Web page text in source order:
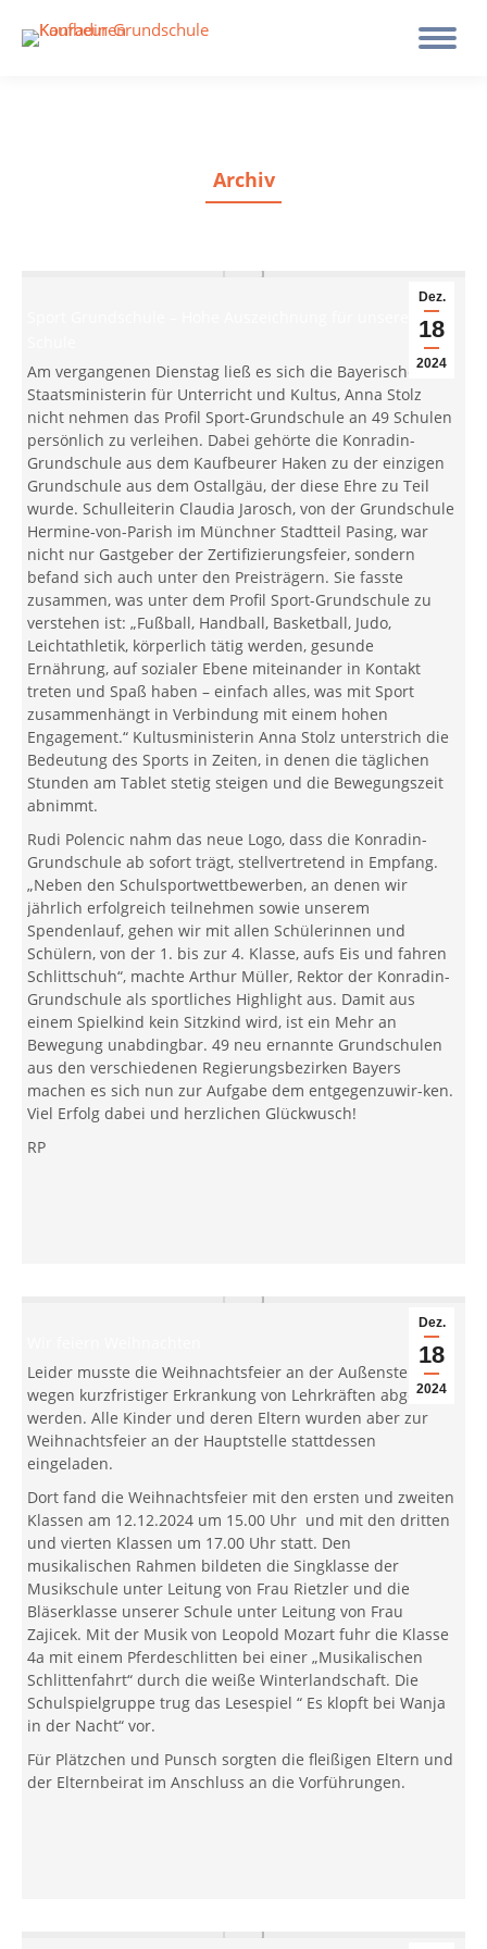
Archiv
Dez.
18
2024
Am vergangenen Dienstag ließ es sich die Bayerische
Staatsministerin für Unterricht und Kultus, Anna Stolz
nicht nehmen das Profil Sport-Grundschule an 49 Schulen
persönlich zu verleihen. Dabei gehörte die Konradin-
Grundschule aus dem Kaufbeurer Haken zu der einzigen
Grundschule aus dem Ostallgäu, der diese Ehre zu Teil
wurde. Schulleiterin Claudia Jarosch, von der Grundschule
Hermine-von-Parish im Münchner Stadtteil Pasing, war
nicht nur Gastgeber der Zertifizierungsfeier, sondern
befand sich auch unter den Preisträgern. Sie fasste
zusammen, was unter dem Profil Sport-Grundschule zu
verstehen ist: „Fußball, Handball, Basketball, Judo,
Leichtathletik, körperlich tätig werden, gesunde
Ernährung, auf sozialer Ebene miteinander in Kontakt
treten und Spaß haben – einfach alles, was mit Sport
zusammenhängt in Verbindung mit einem hohen
Engagement.“ Kultusministerin Anna Stolz unterstrich die
Bedeutung des Sports in Zeiten, in denen die täglichen
Stunden am Tablet stetig steigen und die Bewegungszeit
abnimmt.
Rudi Polencic nahm das neue Logo, dass die Konradin-
Grundschule ab sofort trägt, stellvertretend in Empfang.
„Neben den Schulsportwettbewerben, an denen wir
jährlich erfolgreich teilnehmen sowie unserem
Spendenlauf, gehen wir mit allen Schülerinnen und
Schülern, von der 1. bis zur 4. Klasse, aufs Eis und fahren
Schlittschuh“, machte Arthur Müller, Rektor der Konradin-
Grundschule als sportliches Highlight aus. Damit aus
einem Spielkind kein Sitzkind wird, ist ein Mehr an
Bewegung unabdingbar. 49 neu ernannte Grundschulen
aus den verschiedenen Regierungsbezirken Bayers
machen es sich nun zur Aufgabe dem entgegenzuwir-ken.
Viel Erfolg dabei und herzlichen Glückwusch!
RP
Dez.
18
2024
Leider musste die Weihnachtsfeier an der Außenstelle
wegen kurzfristiger Erkrankung von Lehrkräften abgesagt
werden. Alle Kinder und deren Eltern wurden aber zur
Weihnachtsfeier an der Hauptstelle stattdessen
eingeladen.
Dort fand die Weihnachtsfeier mit den ersten und zweiten
Klassen am 12.12.2024 um 15.00 Uhr und mit den dritten
und vierten Klassen um 17.00 Uhr statt. Den
musikalischen Rahmen bildeten die Singklasse der
Musikschule unter Leitung von Frau Rietzler und die
Bläserklasse unserer Schule unter Leitung von Frau
Zajicek. Mit der Musik von Leopold Mozart fuhr die Klasse
4a mit einem Pferdeschlitten bei einer „Musikalischen
Schlittenfahrt“ durch die weiße Winterlandschaft. Die
Schulspielgruppe trug das Lesespiel “ Es klopft bei Wanja
in der Nacht“ vor.
Für Plätzchen und Punsch sorgten die fleißigen Eltern und
der Elternbeirat im Anschluss an die Vorführungen.